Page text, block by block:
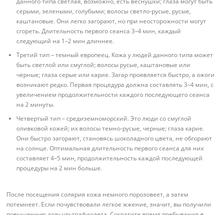
серыми, зелеными, голубыми; волосы светло-русые, русые,
каштановые. Они легко загорают, но при неосторожности могут
сгореть. Длительность первого сеанса 3–4 мин, каждый
следующий на 1–2 мин длиннее.
Третий тип – темный европеец. Кожа у людей данного типа может
быть светлой или смуглой; волосы русые, каштановые или
черные; глаза серые или карие. Загар проявляется быстро, а ожоги
возникают редко. Первая процедура должна составлять 3–4 мин, с
увеличением продолжительности каждого последующего сеанса
на 2 минуты.
Четвертый тип – средиземноморский. Это люди со смуглой
оливковой кожей; их волосы темно-русые, черные; глаза карие.
Они быстро загорают, становясь шоколадного цвета, не обгорают
на солнце. Оптимальная длительность первого сеанса для них
составляет 4–5 мин, продолжительность каждой последующей
процедуры на 2 мин больше.
После посещения солярия кожа немного порозовеет, а затем
потемнеет. Если почувствовали легкое жжение, значит, вы получили